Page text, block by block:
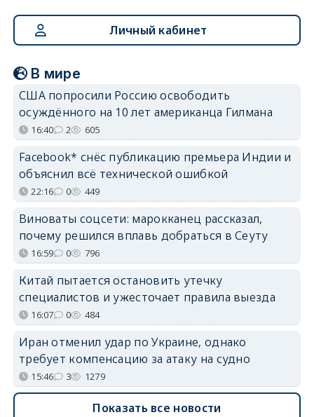
Личный кабинет
В мире
США попросили Россию освободить
осуждённого на 10 лет американца Гилмана
16:40 2 605
Facebook* снёс публикацию премьера Индии и
объяснил всё технической ошибкой
22:16 0 449
Виноваты соцсети: марокканец рассказал,
почему решился вплавь добраться в Сеуту
16:59 0 796
Китай пытается остановить утечку
специалистов и ужесточает правила выезда
16:07 0 484
Иран отменил удар по Украине, однако
требует компенсацию за атаку на судно
15:46 3 1279
Показать все новости